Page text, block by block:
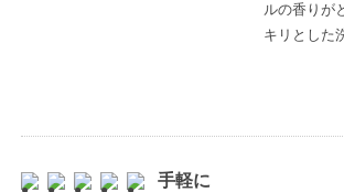
ルの香りが
キリとした
手軽に